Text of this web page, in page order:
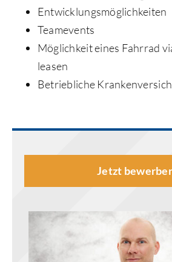
Entwicklungsmöglichkeiten
Teamevents
Möglichkeit eines Fahrrad
leasen
Betriebliche
Jetzt